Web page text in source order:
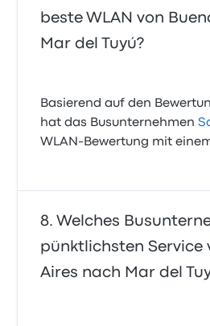
beste WLAN von
Mar del Tuyú?
Basierend auf den
hat das Busunternehmen
WLAN-Bewertung mit
Welches
pünktlichsten Service
Aires nach Mar del